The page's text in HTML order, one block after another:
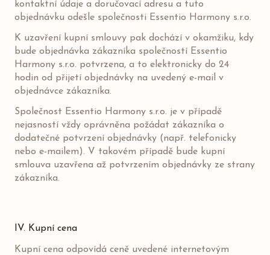
kontaktní údaje a doručovací adresu a tuto
objednávku odešle společnosti Essentio Harmony s.r.o.
K uzavření kupní smlouvy pak dochází v okamžiku, kdy
bude objednávka zákazníka společností Essentio
Harmony s.r.o. potvrzena, a to elektronicky do 24
hodin od přijetí objednávky na uvedený e-mail v
objednávce zákazníka.
Společnost Essentio Harmony s.r.o. je v případě
nejasností vždy oprávněna požádat zákazníka o
dodatečné potvrzení objednávky (např. telefonicky
nebo e-mailem). V takovém případě bude kupní
smlouva uzavřena až potvrzením objednávky ze strany
zákazníka.
IV. Kupní cena
Kupní cena odpovídá ceně uvedené internetovým